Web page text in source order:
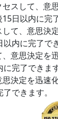
スして、意
日以内に完
て、意思決
内に完了で
意思決定を
完了できます
決定を迅速
できます。